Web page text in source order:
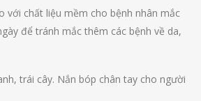
với chất liệu mềm cho bệnh nhân mắc
để tránh mắc thêm các bệnh về da,
trái cây. Nắn bóp chân tay cho người